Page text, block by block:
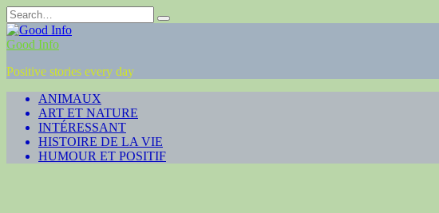
Skip
to
content
Search
for:
Good Info
Positive stories every day
ANIMAUX
ART ET NATURE
INTÉRESSANT
HISTOIRE DE LA VIE
HUMOUR ET POSITIF